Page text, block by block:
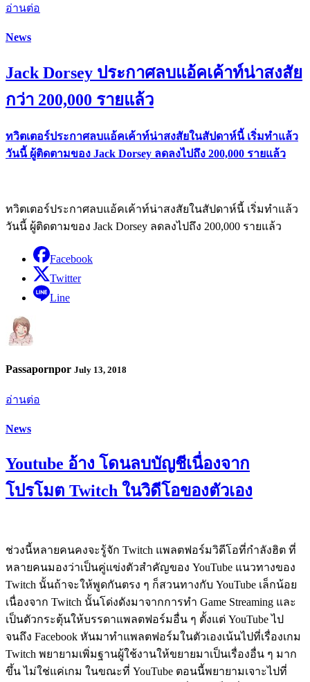
อ่านต่อ
News
Jack Dorsey ประกาศลบแอ้คเค้าท์น่าสงสัย
กว่า 200,000 รายแล้ว
ทวิตเตอร์ประกาศลบแอ้คเค้าท์น่าสงสัยในสัปดาห์นี้ เริ่มทำแล้ว
วันนี้ ผู้ติดตามของ Jack Dorsey ลดลงไปถึง 200,000 รายแล้ว
ทวิตเตอร์ประกาศลบแอ้คเค้าท์น่าสงสัยในสัปดาห์นี้ เริ่มทำแล้ว
วันนี้ ผู้ติดตามของ Jack Dorsey ลดลงไปถึง 200,000 รายแล้ว
Facebook
Twitter
Line
Passapornpor July 13, 2018
อ่านต่อ
News
Youtube อ้าง โดนลบบัญชีเนื่องจาก
โปรโมต Twitch ในวิดีโอของตัวเอง
ช่วงนี้หลายคนคงจะรู้จัก Twitch แพลตฟอร์มวิดีโอที่กำลังฮิต ที่
หลายคนมองว่าเป็นคู่แข่งตัวสำคัญของ YouTube แนวทางของ
Twitch นั้นถ้าจะให้พูดกันตรง ๆ ก็สวนทางกับ YouTube เล็กน้อย
เนื่องจาก Twitch นั้นโด่งดังมาจากการทำ Game Streaming และ
เป็นตัวกระตุ้นให้บรรดาแพลตฟอร์มอื่น ๆ ตั้งแต่ YouTube ไป
จนถึง Facebook หันมาทำแพลตฟอร์มในตัวเองเน้นไปที่เรื่องเกม
Twitch พยายามเพิ่มฐานผู้ใช้งานให้ขยายมาเป็นเรื่องอื่น ๆ มาก
ขึ้น ไม่ใช่แค่เกม ในขณะที่ YouTube ตอนนี้พยายามเจาะไปที่